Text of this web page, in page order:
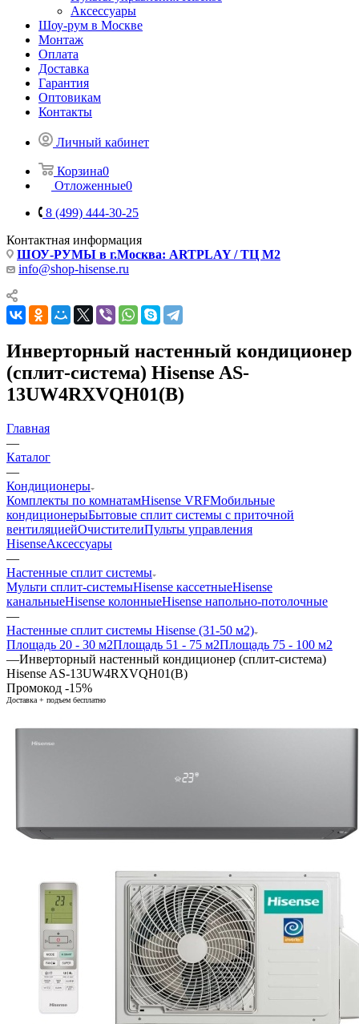
Аксессуары
Шоу-рум в Москве
Монтаж
Оплата
Доставка
Гарантия
Оптовикам
Контакты
Личный кабинет
Корзина0
Отложенные0
8 (499) 444-30-25
Контактная информация
ШОУ-РУМЫ в г.Москва: ARTPLAY / ТЦ М2
info@shop-hisense.ru
Инверторный настенный кондиционер
(сплит-система) Hisense AS-
13UW4RXVQH01(B)
Главная
—
Каталог
—
Кондиционеры
Комплекты по комнатамHisense VRFМобильные
кондиционерыБытовые сплит системы с приточной
вентиляциейОчистителиПульты управления
HisenseАксессуары
—
Настенные сплит системы
Мульти сплит-системыHisense кассетныеHisense
канальныеHisense колонныеHisense напольно-потолочные
—
Настенные сплит системы Hisense (31-50 м2)
Площадь 20 - 30 м2Площадь 51 - 75 м2Площадь 75 - 100 м2
—Инверторный настенный кондиционер (сплит-система)
Hisense AS-13UW4RXVQH01(B)
Промокод -15%
Доставка + подъем бесплатно